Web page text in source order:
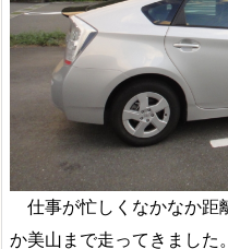
仕事が忙しくなかなか距
か美山まで走ってきました